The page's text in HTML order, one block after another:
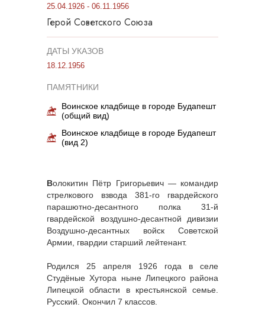
25.04.1926 - 06.11.1956
Герой Советского Союза
ДАТЫ УКАЗОВ
18.12.1956
ПАМЯТНИКИ
Воинское кладбище в городе Будапешт
(общий вид)
Воинское кладбище в городе Будапешт
(вид 2)
Волокитин Пётр Григорьевич — командир
стрелкового взвода 381-го гвардейского
парашютно-десантного полка 31-й
гвардейской воздушно-десантной дивизии
Воздушно-десантных войск Советской
Армии, гвардии старший лейтенант.
Родился 25 апреля 1926 года в селе
Студёные Хутора ныне Липецкого района
Липецкой области в крестьянской семье.
Русский. Окончил 7 классов.